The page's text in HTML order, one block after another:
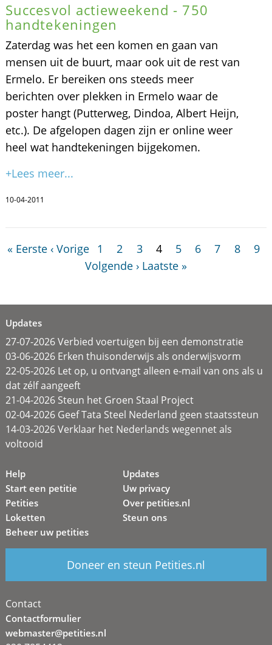
Succesvol actieweekend - 750
handtekeningen
Zaterdag was het een komen en gaan van
mensen uit de buurt, maar ook uit de rest van
Ermelo. Er bereiken ons steeds meer
berichten over plekken in Ermelo waar de
poster hangt (Putterweg, Dindoa, Albert Heijn,
etc.). De afgelopen dagen zijn er online weer
heel wat handtekeningen bijgekomen.
+Lees meer...
10-04-2011
« Eerste ‹ Vorige 1 2 3 4 5 6 7 8
9
Volgende › Laatste »
Updates
27-07-2026 Verbied voertuigen bij een demonstratie
03-06-2026 Erken thuisonderwijs als onderwijsvorm
22-05-2026 Let op, u ontvangt alleen e-mail van ons als u
dat zélf aangeeft
21-04-2026 Steun het Groen Staal Project
02-04-2026 Geef Tata Steel Nederland geen staatssteun
14-03-2026 Verklaar het Nederlands wegennet als
voltooid
Help
Start een petitie
Petities
Loketten
Beheer uw petities
Updates
Uw privacy
Over petities.nl
Steun ons
Doneer en steun Petities.nl
Contact
Contactformulier
webmaster@petities.nl